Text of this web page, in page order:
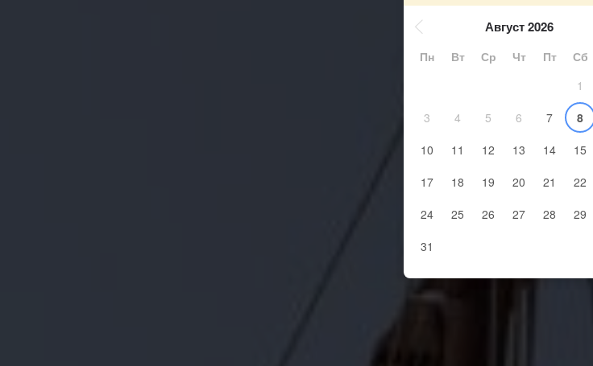
Август 2026
Пн Вт Ср Чт Пт Сб
1
3
4 5 6 7 8
10
11 12 13 14 15
17
18 19 20 21 22
24
25 26 27 28 29
31